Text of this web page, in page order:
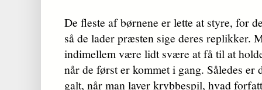
De fleste af børnene er lette at styre, for
så de lader præsten sige deres replikker.
indimellem være lidt svære at få til at
når de først er kommet i gang. Således er
galt, når man laver krybbespil, hvad